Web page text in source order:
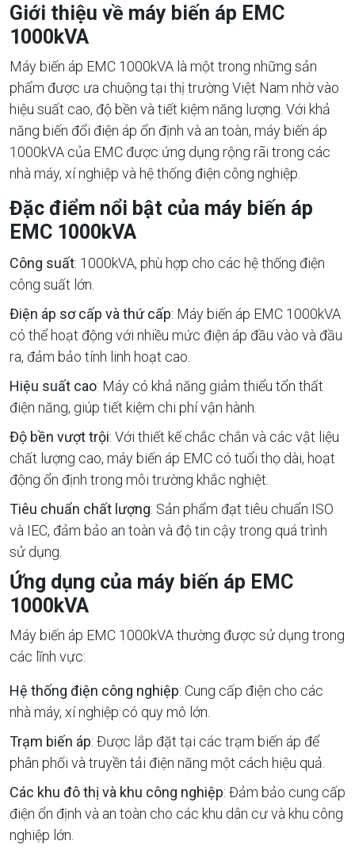
Giới thiệu về máy biến áp EMC
1000kVA
Máy biến áp EMC 1000kVA là một trong những sản
phẩm được ưa chuộng tại thị trường Việt Nam nhờ vào
hiệu suất cao, độ bền và tiết kiệm năng lượng. Với khả
năng biến đổi điện áp ổn định và an toàn, máy biến áp
1000kVA của EMC được ứng dụng rộng rãi trong các
nhà máy, xí nghiệp và hệ thống điện công nghiệp.
Đặc điểm nổi bật của máy biến áp
EMC 1000kVA
Công suất: 1000kVA, phù hợp cho các hệ thống điện
công suất lớn.
Điện áp sơ cấp và thứ cấp: Máy biến áp EMC 1000kVA
có thể hoạt động với nhiều mức điện áp đầu vào và đầu
ra, đảm bảo tính linh hoạt cao.
Hiệu suất cao: Máy có khả năng giảm thiểu tổn thất
điện năng, giúp tiết kiệm chi phí vận hành.
Độ bền vượt trội: Với thiết kế chắc chắn và các vật liệu
chất lượng cao, máy biến áp EMC có tuổi thọ dài, hoạt
động ổn định trong môi trường khắc nghiệt.
Tiêu chuẩn chất lượng: Sản phẩm đạt tiêu chuẩn ISO
và IEC, đảm bảo an toàn và độ tin cậy trong quá trình
sử dụng.
Ứng dụng của máy biến áp EMC
1000kVA
Máy biến áp EMC 1000kVA thường được sử dụng trong
các lĩnh vực:
Hệ thống điện công nghiệp: Cung cấp điện cho các
nhà máy, xí nghiệp có quy mô lớn.
Trạm biến áp: Được lắp đặt tại các trạm biến áp để
phân phối và truyền tải điện năng một cách hiệu quả.
Các khu đô thị và khu công nghiệp: Đảm bảo cung cấp
điện ổn định và an toàn cho các khu dân cư và khu công
nghiệp lớn.